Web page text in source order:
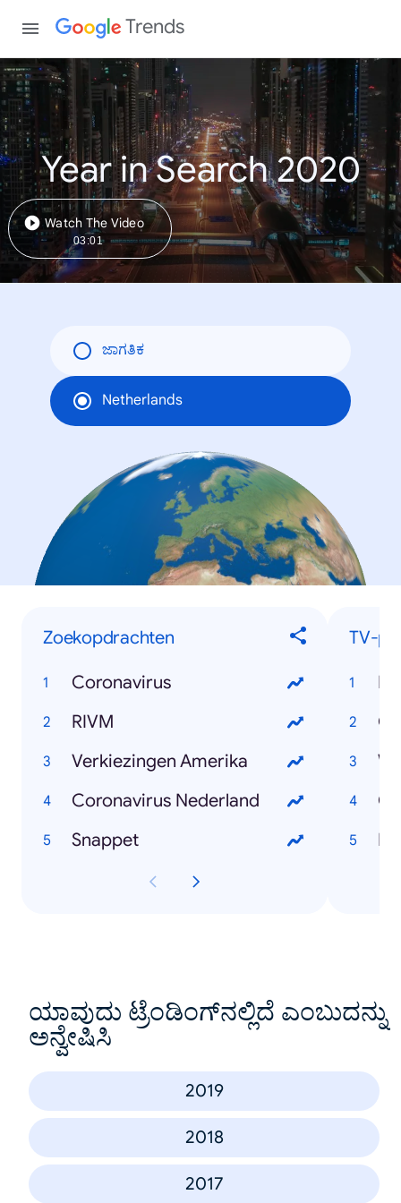
Trends
Year in Search 2020
Watch The Video
03:01
ಜಾಗತಿಕ
Netherlands
Zoekopdrachten
Coronavirus
RIVM
Verkiezingen Amerika
Coronavirus Nederland
Snappet
TV-
ಯಾವುದು ಟ್ರೆಂಡಿಂಗ್‌ನಲ್ಲಿದೆ ಎಂಬುದನ್ನು
ಅನ್ವೇಷಿಸಿ
2019
2018
2017